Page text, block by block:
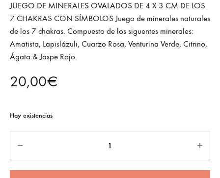
JUEGO DE MINERALES OVALADOS DE 4 X 3 CM DE LOS
7 CHAKRAS CON SÍMBOLOS Juego de minerales naturales
de los 7 chakras. Compuesto de los siguentes minerales:
Amatista, Lapislázuli, Cuarzo Rosa, Venturina Verde, Citrino,
Ágata & Jaspe Rojo.
20,00€
Hay existencias